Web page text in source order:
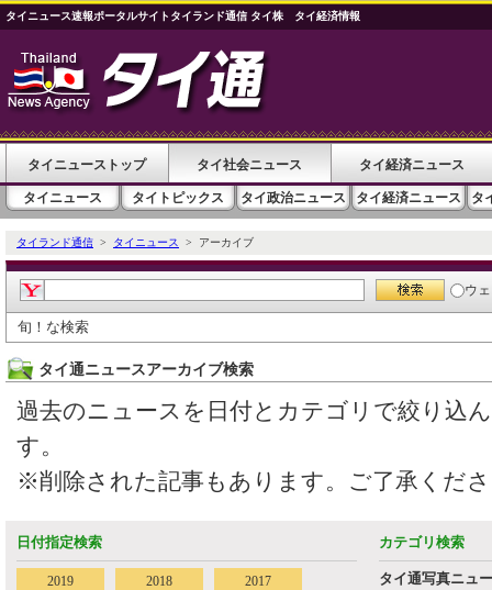
タイニュース速報ポータルサイトタイランド通信 タイ株 タイ経済情報
タイニューストップ タイ社会ニュース タイ経済ニュース
タイニュース タイトピックス タイ政治ニュース タイ経済ニュース タ
タイランド通信 > タイニュース > アーカイブ
ウ
旬！な検索
タイ通ニュースアーカイブ検索
過去のニュースを日付とカテゴリで絞り込
す。
※削除された記事もあります。ご了承くだ
日付指定検索
2019 2018 2017
カテゴリ検索
タイ通写真ニュ